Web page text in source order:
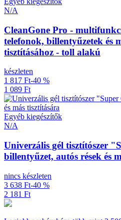
N/A
CleanGone Pro -
telefonok, billentyűzetek és
tisztításához - toll alakú
készleten
1 817 Ft-40 %
1 089 Ft
Egyéb kiegészítők
N/A
Univerzális gél tisztítószer
billentyűzet, autós rések és
nincs készleten
3 638 Ft-40 %
2 181 Ft